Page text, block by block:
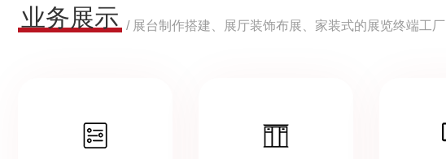
业务展示 / 展台制作搭建、展厅装饰布展、家装式的展览终端工厂